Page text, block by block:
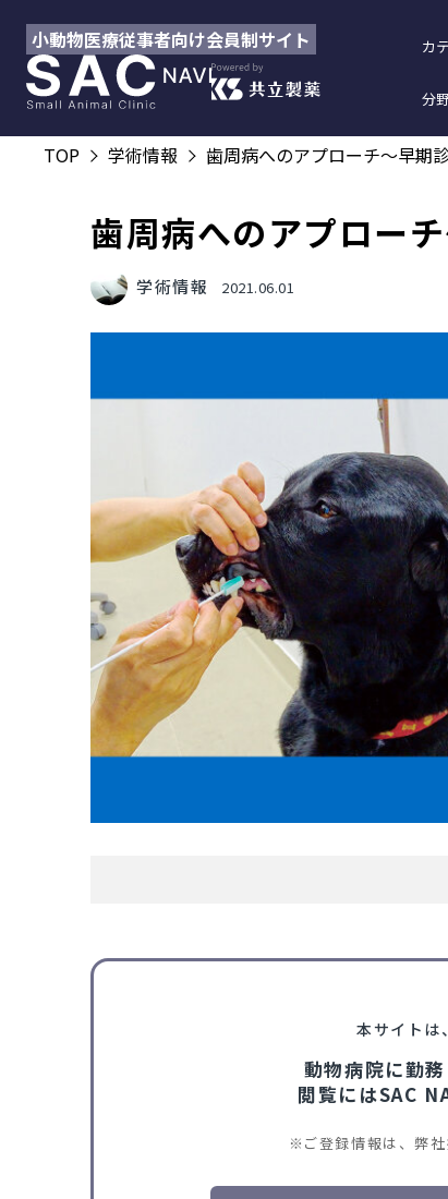
小動物医療従事者向け会員制サイト カ
分
TOP 学術情報 歯周病へのアプローチ～早期
歯周病へのアプロー
学術情報 2021.06.01
本サイトは
動物病院に勤
閲覧にはSAC
ご登録情報は、弊